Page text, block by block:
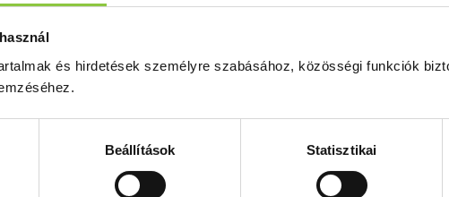
és hirdetések személyre szabásához, közösségi funkciók
Beállítások Statisztikai